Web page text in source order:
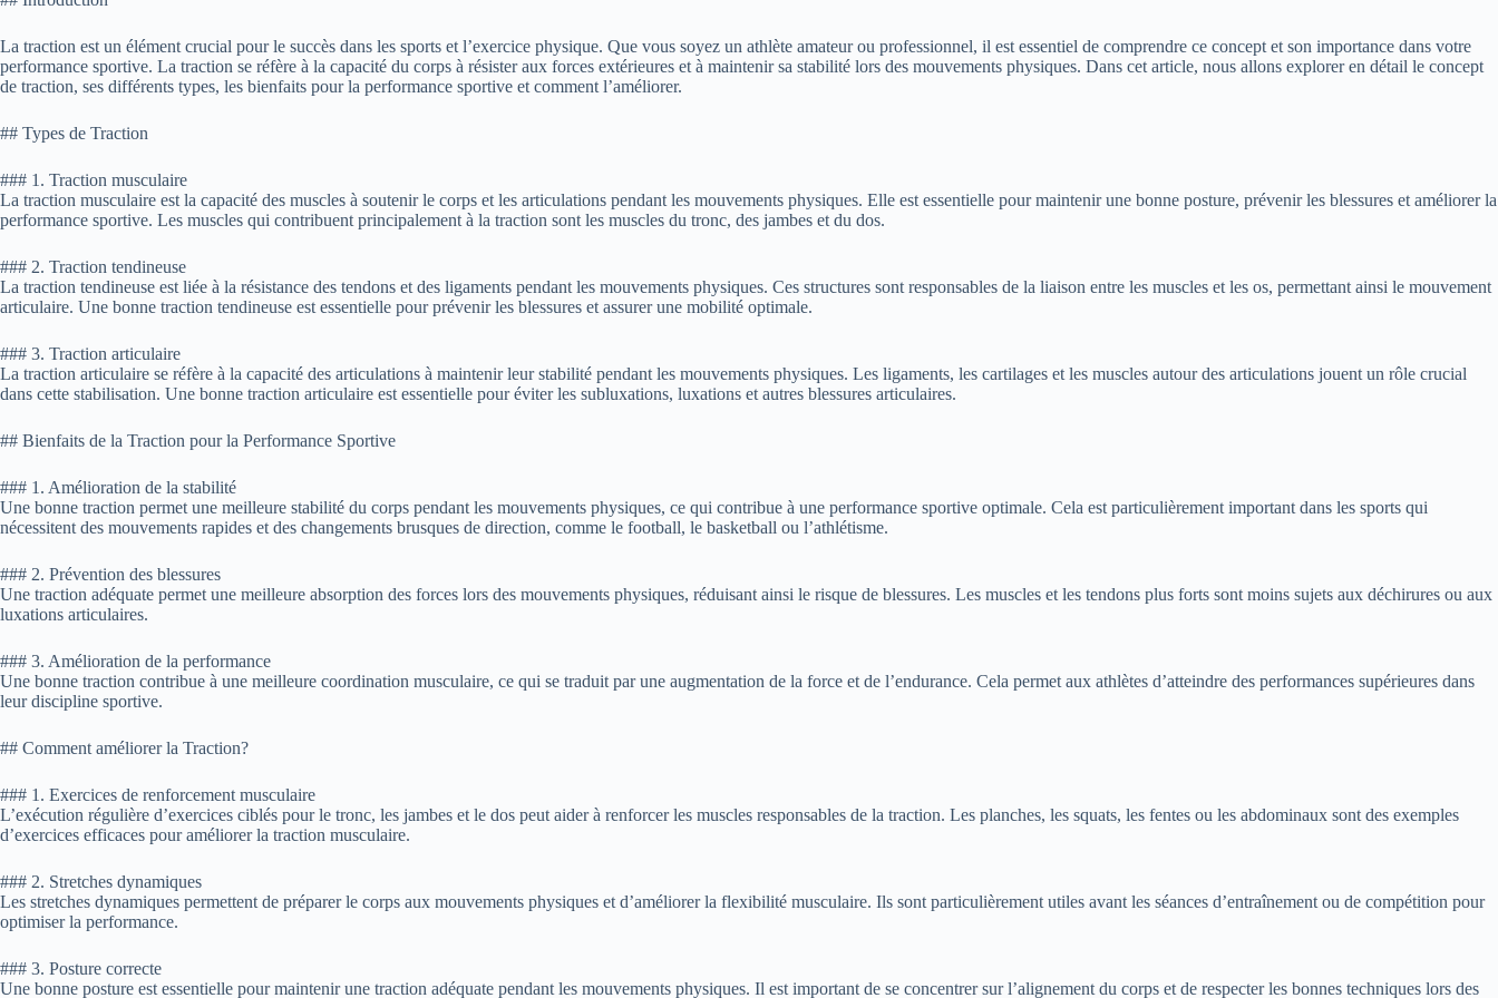
La traction est un élément crucial pour le succès dans les sports et l’exercice physique. Que vous soyez un athlète amateur ou professionnel, il est essentiel de comprendre ce concept et son importance dans votre
performance sportive. La traction se réfère à la capacité du corps à résister aux forces extérieures et à maintenir sa stabilité lors des mouvements physiques. Dans cet article, nous allons explorer en détail le concept
de traction, ses différents types, les bienfaits pour la performance sportive et comment l’améliorer.
## Types de Traction
### 1. Traction musculaire
La traction musculaire est la capacité des muscles à soutenir le corps et les articulations pendant les mouvements physiques. Elle est essentielle pour maintenir une bonne posture, prévenir les blessures et améliorer la
performance sportive. Les muscles qui contribuent principalement à la traction sont les muscles du tronc, des jambes et du dos.
### 2. Traction tendineuse
La traction tendineuse est liée à la résistance des tendons et des ligaments pendant les mouvements physiques. Ces structures sont responsables de la liaison entre les muscles et les os, permettant ainsi le mouvement
articulaire. Une bonne traction tendineuse est essentielle pour prévenir les blessures et assurer une mobilité optimale.
### 3. Traction articulaire
La traction articulaire se réfère à la capacité des articulations à maintenir leur stabilité pendant les mouvements physiques. Les ligaments, les cartilages et les muscles autour des articulations jouent un rôle crucial
dans cette stabilisation. Une bonne traction articulaire est essentielle pour éviter les subluxations, luxations et autres blessures articulaires.
## Bienfaits de la Traction pour la Performance Sportive
### 1. Amélioration de la stabilité
Une bonne traction permet une meilleure stabilité du corps pendant les mouvements physiques, ce qui contribue à une performance sportive optimale. Cela est particulièrement important dans les sports qui
nécessitent des mouvements rapides et des changements brusques de direction, comme le football, le basketball ou l’athlétisme.
### 2. Prévention des blessures
Une traction adéquate permet une meilleure absorption des forces lors des mouvements physiques, réduisant ainsi le risque de blessures. Les muscles et les tendons plus forts sont moins sujets aux déchirures ou aux
luxations articulaires.
### 3. Amélioration de la performance
Une bonne traction contribue à une meilleure coordination musculaire, ce qui se traduit par une augmentation de la force et de l’endurance. Cela permet aux athlètes d’atteindre des performances supérieures dans
leur discipline sportive.
## Comment améliorer la Traction?
### 1. Exercices de renforcement musculaire
L’exécution régulière d’exercices ciblés pour le tronc, les jambes et le dos peut aider à renforcer les muscles responsables de la traction. Les planches, les squats, les fentes ou les abdominaux sont des exemples
d’exercices efficaces pour améliorer la traction musculaire.
### 2. Stretches dynamiques
Les stretches dynamiques permettent de préparer le corps aux mouvements physiques et d’améliorer la flexibilité musculaire. Ils sont particulièrement utiles avant les séances d’entraînement ou de compétition pour
optimiser la performance.
### 3. Posture correcte
Une bonne posture est essentielle pour maintenir une traction adéquate pendant les mouvements physiques. Il est important de se concentrer sur l’alignement du corps et de respecter les bonnes techniques lors des